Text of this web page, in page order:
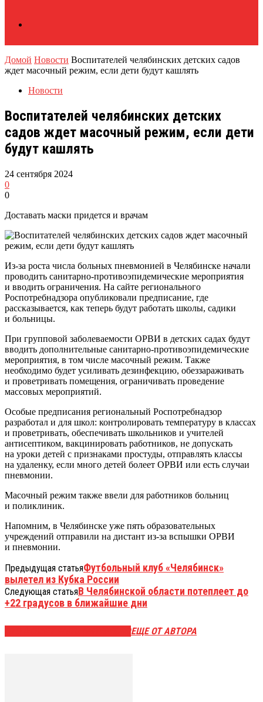
Домой Новости Воспитателей челябинских детских садов
ждет масочный режим, если дети будут кашлять
Новости
Воспитателей челябинских детских
садов ждет масочный режим, если дети
будут кашлять
24 сентября 2024
0
0
Доставать маски придется и врачам
Из-за роста числа больных пневмонией в Челябинске начали
проводить санитарно-противоэпидемические мероприятия
и вводить ограничения. На сайте регионального
Роспотребнадзора опубликовали предписание, где
рассказывается, как теперь будут работать школы, садики
и больницы.
При групповой заболеваемости ОРВИ в детских садах будут
вводить дополнительные санитарно-противоэпидемические
мероприятия, в том числе масочный режим. Также
необходимо будет усиливать дезинфекцию, обеззараживать
и проветривать помещения, ограничивать проведение
массовых мероприятий.
Особые предписания региональный Роспотребнадзор
разработал и для школ: контролировать температуру в классах
и проветривать, обеспечивать школьников и учителей
антисептиком, вакцинировать работников, не допускать
на уроки детей с признаками простуды, отправлять классы
на удаленку, если много детей болеет ОРВИ или есть случаи
пневмонии.
Масочный режим также ввели для работников больниц
и поликлиник.
Напомним, в Челябинске уже пять образовательных
учреждений отправили на дистант из-за вспышки ОРВИ
и пневмонии.
Предыдущая статьяФутбольный клуб «Челябинск»
вылетел из Кубка России
Следующая статьяВ Челябинской области потеплеет до
+22 градусов в ближайшие дни
ЕЩЕ ОТ АВТОРА